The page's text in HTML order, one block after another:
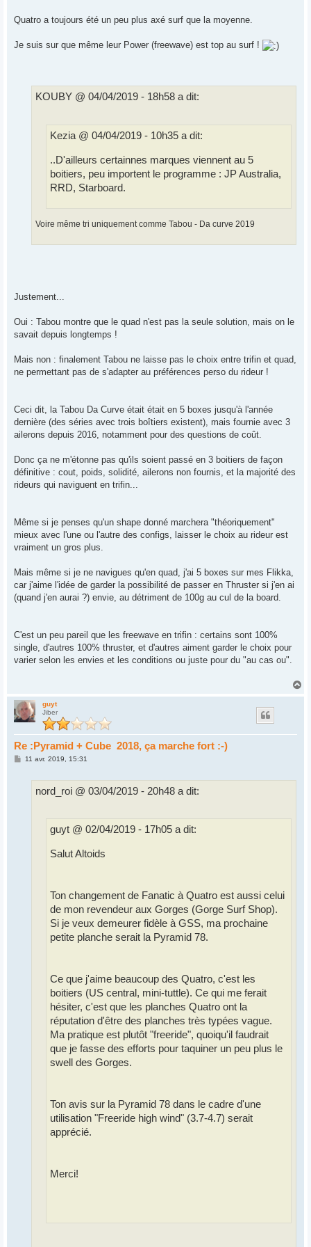
Quatro a toujours été un peu plus axé surf que la moyenne.
Je suis sur que même leur Power (freewave) est top au surf !
KOUBY @ 04/04/2019 - 18h58 a dit:
Kezia @ 04/04/2019 - 10h35 a dit:
..D'ailleurs certainnes marques viennent au 5
boitiers, peu importent le programme : JP Australia,
RRD, Starboard.
Voire même tri uniquement comme Tabou - Da curve 2019
Justement...
Oui : Tabou montre que le quad n'est pas la seule solution, mais on le
savait depuis longtemps !
Mais non : finalement Tabou ne laisse pas le choix entre trifin et quad,
ne permettant pas de s'adapter au préférences perso du rideur !
Ceci dit, la Tabou Da Curve était était en 5 boxes jusqu'à l'année
dernière (des séries avec trois boîtiers existent), mais fournie avec 3
ailerons depuis 2016, notamment pour des questions de coût.
Donc ça ne m'étonne pas qu'ils soient passé en 3 boitiers de façon
définitive : cout, poids, solidité, ailerons non fournis, et la majorité des
rideurs qui naviguent en trifin...
Même si je penses qu'un shape donné marchera "théoriquement"
mieux avec l'une ou l'autre des configs, laisser le choix au rideur est
vraiment un gros plus.
Mais même si je ne navigues qu'en quad, j'ai 5 boxes sur mes Flikka,
car j'aime l'idée de garder la possibilité de passer en Thruster si j'en ai
(quand j'en aurai ?) envie, au détriment de 100g au cul de la board.
C'est un peu pareil que les freewave en trifin : certains sont 100%
single, d'autres 100% thruster, et d'autres aiment garder le choix pour
varier selon les envies et les conditions ou juste pour du "au cas ou".
guyt
Jiber
Re :Pyramid + Cube 2018, ça marche fort :-)
M
11 avr. 2019, 15:31
nord_roi @ 03/04/2019 - 20h48 a dit:
guyt @ 02/04/2019 - 17h05 a dit:
Salut Altoids
Ton changement de Fanatic à Quatro est aussi celui
de mon revendeur aux Gorges (Gorge Surf Shop).
Si je veux demeurer fidèle à GSS, ma prochaine
petite planche serait la Pyramid 78.
Ce que j'aime beaucoup des Quatro, c'est les
boitiers (US central, mini-tuttle). Ce qui me ferait
hésiter, c'est que les planches Quatro ont la
réputation d'être des planches très typées vague.
Ma pratique est plutôt "freeride", quoiqu'il faudrait
que je fasse des efforts pour taquiner un peu plus le
swell des Gorges.
Ton avis sur la Pyramid 78 dans le cadre d'une
utilisation "Freeride high wind" (3.7-4.7) serait
apprécié.
Merci!